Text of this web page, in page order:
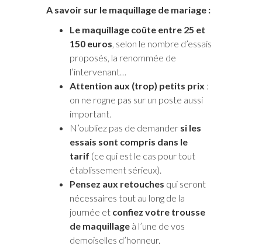
A savoir sur le maquillage de mariage :
Le maquillage coûte entre 25 et
150 euros , selon le nombre d’essais
proposés, la renommée de
l’intervenant…
Attention aux (trop) petits prix :
on ne rogne pas sur un poste aussi
important.
N’oubliez pas de demander si les
essais sont compris dans le
tarif (ce qui est le cas pour tout
établissement sérieux).
Pensez aux retouches qui seront
nécessaires tout au long de la
journée et confiez votre trousse
de maquillage à l’une de vos
demoiselles d’honneur.